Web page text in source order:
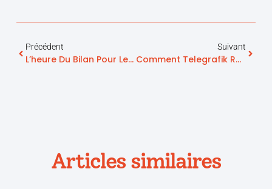
Précédent
L’heure Du Bilan Pour Le Projet 3Pegase, Au Service Des Personnes Âgées En Perte D’autonomie
Suivant
Comment Telegrafik Répond Aux Enjeux Du Vieillissement Des Populations ?
Articles similaires